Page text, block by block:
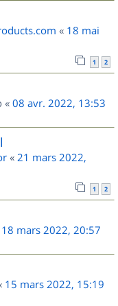
« 18 mai
1 2
« 08 avr. 2022, 13:53
« 21 mars 2022,
1 2
18 mars 2022, 20:57
15 mars 2022, 15:19